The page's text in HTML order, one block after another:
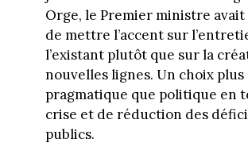
Orge, le Premier ministre
de mettre l’accent sur
l’existant plutôt que sur la
nouvelles lignes. Un choix plus
pragmatique que politique en
crise et de réduction des
publics.